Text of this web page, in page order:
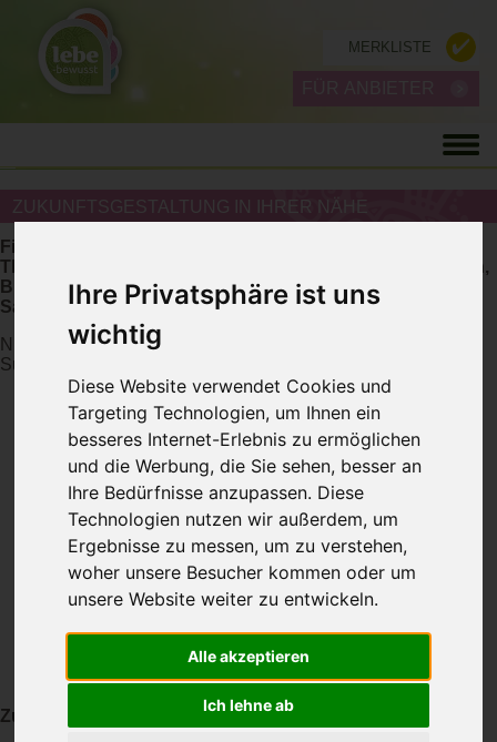
Ihre Privatsphäre ist uns
wichtig
Diese Website verwendet Cookies und
Targeting Technologien, um Ihnen ein
besseres Internet-Erlebnis zu ermöglichen
und die Werbung, die Sie sehen, besser an
Ihre Bedürfnisse anzupassen. Diese
Technologien nutzen wir außerdem, um
Ergebnisse zu messen, um zu verstehen,
woher unsere Besucher kommen oder um
unsere Website weiter zu entwickeln.
Alle akzeptieren
Ich lehne ab
MERKLISTE
ZUKUNFTSGESTALTUNG IN IHRER NÄHE
Finden Sie Zukunftsgestaltung Anbieter wie Energetiker,
Therapeuten, Institute, Coaches in Wien, Niederösterreich,
Burgenland, Steiermark, Kärnten, Oberösterreich,
Salzburg, Tirol, Vorarlberg.
Nutzen Sie auch unsere
Suchabfrage
Zukunftsgestaltung Wissenswertes